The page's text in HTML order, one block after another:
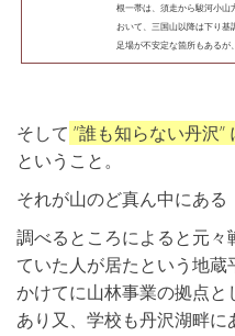
根一帯は、須走から駿河小山
おいて、三国山以降は下り基
足場が不安定な箇所もあるが
そして ”誰も知らない丹沢
ということ。
それが山のど真ん中にある
調べるところによると元
ていた人が居たという地
かけてに山林事業の拠点
あり又、学校も丹沢湖畔